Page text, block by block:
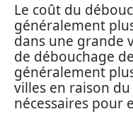
Le coût du
généralement
dans une grande
de débouchage
généralement
villes en raison
nécessaires pour